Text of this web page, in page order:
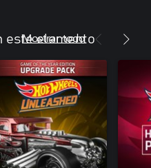
este elemento
Mostrar todo